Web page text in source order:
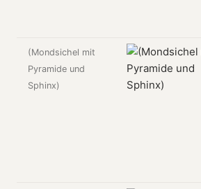
(Mondsichel mit
Pyramide und
Sphinx)